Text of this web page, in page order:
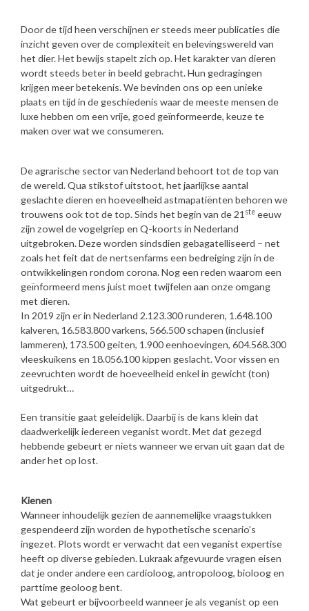
Door de tijd heen verschijnen er steeds meer publicaties die
inzicht geven over de complexiteit en belevingswereld van
het dier. Het bewijs stapelt zich op. Het karakter van dieren
wordt steeds beter in beeld gebracht. Hun gedragingen
krijgen meer betekenis. We bevinden ons op een unieke
plaats en tijd in de geschiedenis waar de meeste mensen de
luxe hebben om een vrije, goed geïnformeerde, keuze te
maken over wat we consumeren.
De agrarische sector van Nederland behoort tot de top van
de wereld. Qua stikstof uitstoot, het jaarlijkse aantal
geslachte dieren en hoeveelheid astmapatiënten behoren we
trouwens ook tot de top. Sinds het begin van de 21 ste eeuw
zijn zowel de vogelgriep en Q-koorts in Nederland
uitgebroken. Deze worden sindsdien gebagatelliseerd – net
zoals het feit dat de nertsenfarms een bedreiging zijn in de
ontwikkelingen rondom corona. Nog een reden waarom een
geïnformeerd mens juist moet twijfelen aan onze omgang
met dieren.
In 2019 zijn er in Nederland 2.123.300 runderen, 1.648.100
kalveren, 16.583.800 varkens, 566.500 schapen (inclusief
lammeren), 173.500 geiten, 1.900 eenhoevingen, 604.568.300
vleeskuikens en 18.056.100 kippen geslacht. Voor vissen en
zeevruchten wordt de hoeveelheid enkel in gewicht (ton)
uitgedrukt…
Een transitie gaat geleidelijk. Daarbij is de kans klein dat
daadwerkelijk iedereen veganist wordt. Met dat gezegd
hebbende gebeurt er niets wanneer we ervan uit gaan dat de
ander het op lost.
Kienen
Wanneer inhoudelijk gezien de aannemelijke vraagstukken
gespendeerd zijn worden de hypothetische scenario’s
ingezet. Plots wordt er verwacht dat een veganist expertise
heeft op diverse gebieden. Lukraak afgevuurde vragen eisen
dat je onder andere een cardioloog, antropoloog, bioloog en
parttime geoloog bent.
Wat gebeurt er bijvoorbeeld wanneer je als veganist op een